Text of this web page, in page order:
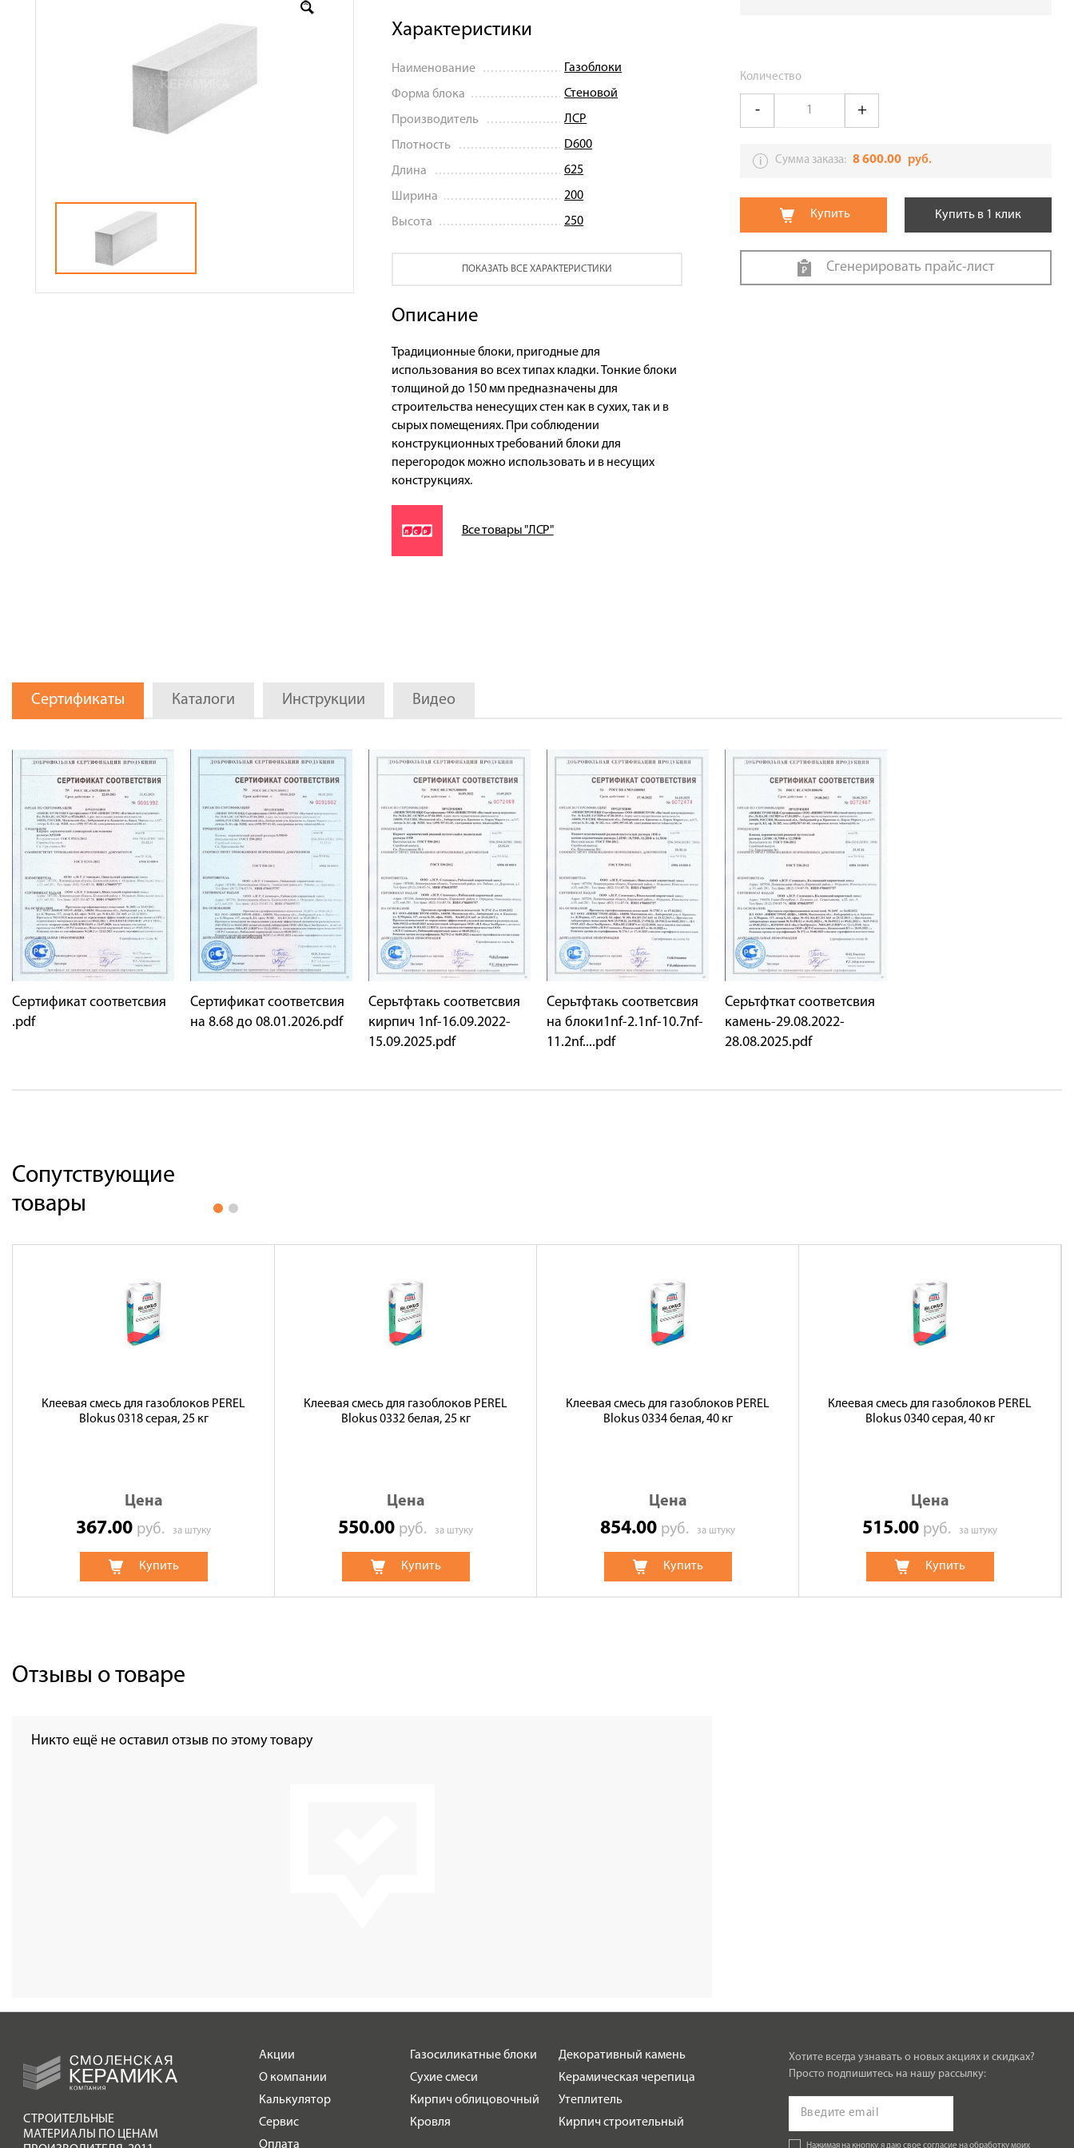
Характеристики
Наименование Газоблоки
Форма блока Стеновой
Производитель ЛСР
Плотность D600
Длина 625
Ширина 200
Высота 250
ПОКАЗАТЬ ВСЕ ХАРАКТЕРИСТИКИ
Описание
Традиционные блоки, пригодные для
использования во всех типах кладки. Тонкие блоки
толщиной до 150 мм предназначены для
строительства ненесущих стен как в сухих, так и в
сырых помещениях. При соблюдении
конструкционных требований блоки для
перегородок можно использовать и в несущих
конструкциях.
Все товары "ЛСР"
Количество
Сумма заказа: 8 600.00руб.
Купить Купить в 1 клик
Сгенерировать прайс-лист
Сертификаты Каталоги Инструкции Видео
Сертификат соответсвия
.pdf
Сертификат соответсвия
на 8.68 до 08.01.2026.pdf
Серьтфтакь соответсвия
кирпич 1nf-16.09.2022-
15.09.2025.pdf
Серьтфтакь соответсвия
на блоки1nf-2.1nf-10.7nf-
11.2nf....pdf
Серьтфткат соответсвия
камень-29.08.2022-
28.08.2025.pdf
Сопутствующие
товары
Клеевая смесь для газоблоков PEREL
Blokus 0318 серая, 25 кг
Цена
367.00 руб. за штуку
Купить
Клеевая смесь для газоблоков PEREL
Blokus 0332 белая, 25 кг
Цена
550.00 руб. за штуку
Купить
Клеевая смесь для газоблоков PEREL
Blokus 0334 белая, 40 кг
Цена
854.00 руб. за штуку
Купить
Клеевая смесь для газоблоков PEREL
Blokus 0340 серая, 40 кг
Цена
515.00 руб. за штуку
Купить
Отзывы о товаре
Никто ещё не оставил отзыв по этому товару
Акции
О компании
Калькулятор
Сервис
Оплата
Газосиликатные блоки
Сухие смеси
Кирпич облицовочный
Кровля
Декоративный камень
Керамическая черепица
Утеплитель
Кирпич строительный
СТРОИТЕЛЬНЫЕ
МАТЕРИАЛЫ ПО ЦЕНАМ
Хотите всегда узнавать о новых акциях и скидках?
Просто подпишитесь на нашу рассылку:
Нажимая на кнопку, я даю свое согласие на обработку моих